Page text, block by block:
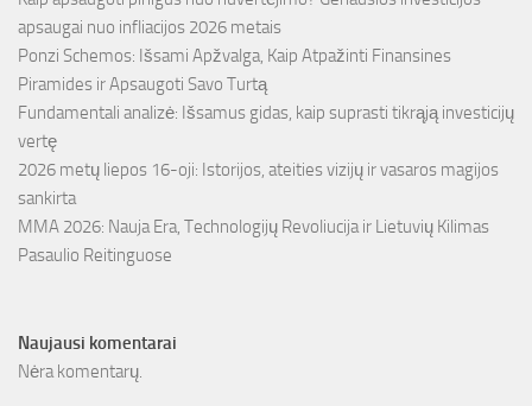
apsaugai nuo infliacijos 2026 metais
Ponzi Schemos: Išsami Apžvalga, Kaip Atpažinti Finansines
Piramides ir Apsaugoti Savo Turtą
Fundamentali analizė: Išsamus gidas, kaip suprasti tikrąją investicijų
vertę
2026 metų liepos 16-oji: Istorijos, ateities vizijų ir vasaros magijos
sankirta
MMA 2026: Nauja Era, Technologijų Revoliucija ir Lietuvių Kilimas
Pasaulio Reitinguose
Naujausi komentarai
Nėra komentarų.